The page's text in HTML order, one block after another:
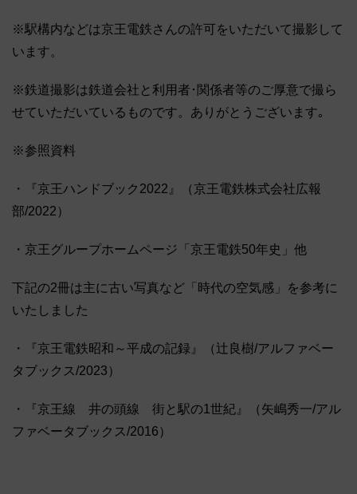
※駅構内などは京王電鉄さんの許可をいただいて撮影して
います。
※鉄道撮影は鉄道会社と利用者･関係者等のご厚意で撮ら
せていただいているものです。ありがとうございます｡
※参照資料
・『京王ハンドブック2022』（京王電鉄株式会社広報
部/2022）
・京王グループホームページ「京王電鉄50年史」他
下記の2冊は主に古い写真など「時代の空気感」を参考に
いたしました
・『京王電鉄昭和～平成の記録』（辻良樹/アルファベー
タブックス/2023）
・『京王線 井の頭線 街と駅の1世紀』（矢嶋秀一/アル
ファベータブックス/2016）